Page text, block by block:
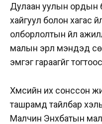
Дулаан уулын ордын
хайгуул болон хагас
олборлолтын үйл
малын эрүүл мэндэд
эмгэг гараагүйг
Хүмүүсийн их сонссон
ташрамд тайлбар
Малчин Энхбатын